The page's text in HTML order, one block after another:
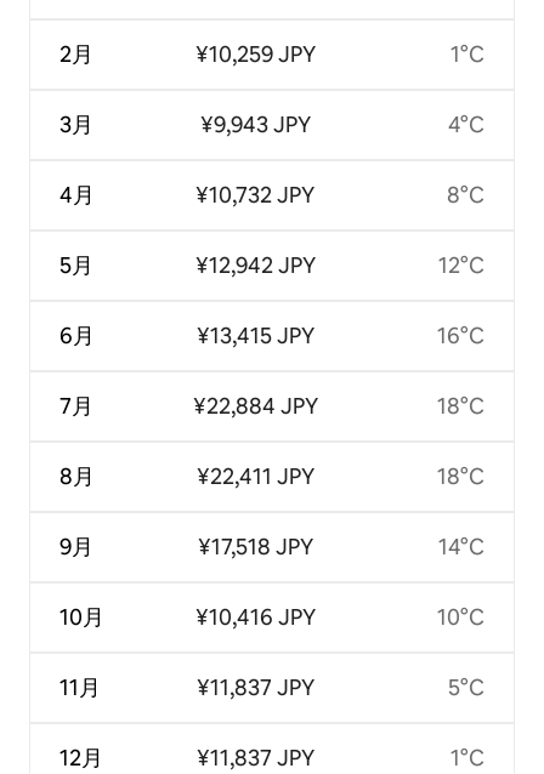
2月
3月
4月
5月
6月
7月
8月
9月
10月
11月
12月
¥10,259 JPY
¥9,943 JPY
¥10,732 JPY
¥12,942 JPY
¥13,415 JPY
¥22,884 JPY
¥22,411 JPY
¥17,518 JPY
¥10,416 JPY
¥11,837 JPY
¥11,837 JPY
1°C
4°C
8°C
12°C
16°C
18°C
18°C
14°C
10°C
5°C
1°C